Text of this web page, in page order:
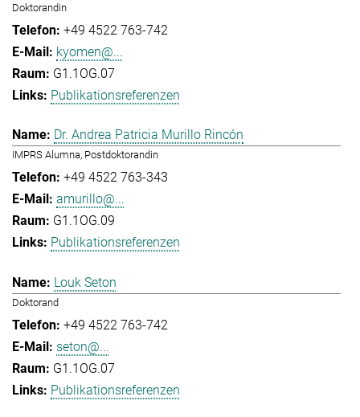
Doktorandin
+49 4522 763-742
kyomen@...
G1.1OG.07
Publikationsreferenzen
Dr. Andrea Patricia Murillo Rincón
IMPRS Alumna, Postdoktorandin
+49 4522 763-343
amurillo@...
G1.1OG.09
Publikationsreferenzen
Louk Seton
Doktorand
+49 4522 763-742
seton@...
G1.1OG.07
Publikationsreferenzen